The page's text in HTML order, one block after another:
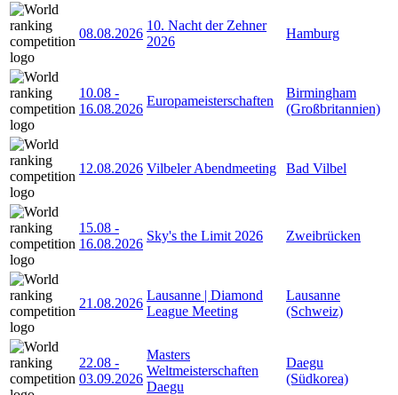
08.08.2026
10. Nacht der Zehner
2026
Hamburg
10.08 -
16.08.2026
Europameisterschaften
Birmingham
(Großbritannien)
12.08.2026 Vilbeler Abendmeeting Bad Vilbel
15.08 -
16.08.2026
Sky's the Limit 2026 Zweibrücken
21.08.2026
Lausanne | Diamond
League Meeting
Lausanne
(Schweiz)
22.08 -
03.09.2026
Masters
Weltmeisterschaften
Daegu
Daegu
(Südkorea)